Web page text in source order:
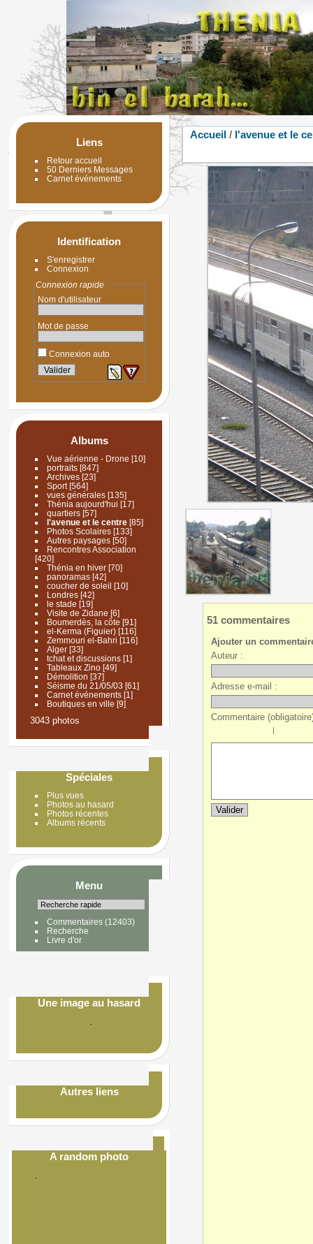
Liens
Retour accueil
50 Derniers Messages
Carnet événements
Identification
S'enregistrer
Connexion
Connexion rapide
Nom d'utilisateur
Mot de passe
Connexion auto
Albums
Vue aérienne - Drone [10]
portraits[847]
Archives [23]
Sport[564]
vues générales[135]
Thénia aujourd'hui [17]
quartiers[57]
l'avenue et le centre[85]
Photos Scolaires[133]
Autres paysages[50]
Rencontres Association
[420]
Thénia en hiver[70]
panoramas[42]
coucher de soleil [10]
Londres[42]
le stade [19]
Visite de Zidane [6]
Boumerdès, la côte [91]
el-Kerma (Figuier)[116]
Zemmouri el-Bahri [116]
Alger[33]
tchat et discussions[1]
Tableaux Zino[49]
Démolition [37]
Séisme du 21/05/03 [61]
Carnet événements[1]
Boutiques en ville [9]
3043 photos
Spéciales
Plus vues
Photos au hasard
Photos récentes
Albums récents
Menu
Commentaires(12403)
Recherche
Livre d'or
Une image au hasard
Autres liens
A random photo
Accueil / l'avenue et le
51 commentaires
Ajouter un
Auteur :
Adresse e-mail :
Commentaire
|